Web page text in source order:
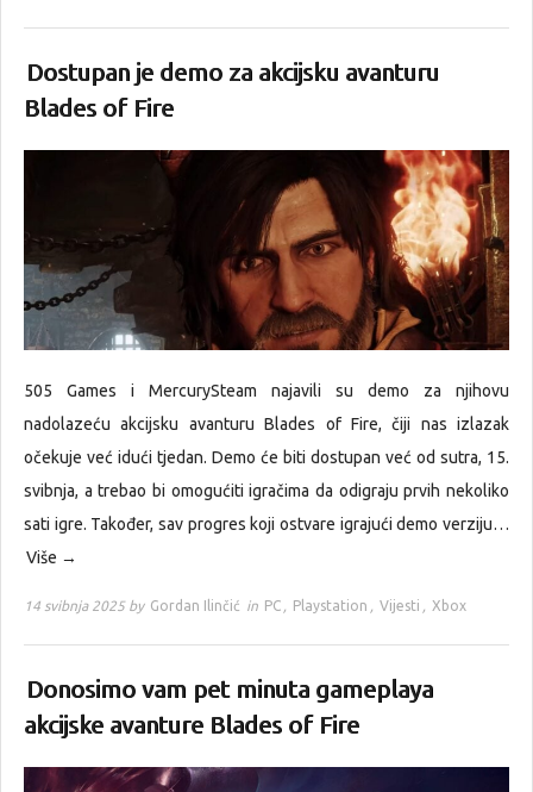
Dostupan je demo za akcijsku avanturu
Blades of Fire
505 Games i MercurySteam najavili su demo za njihovu
nadolazeću akcijsku avanturu Blades of Fire, čiji nas izlazak
očekuje već idući tjedan. Demo će biti dostupan već od sutra, 15.
svibnja, a trebao bi omogućiti igračima da odigraju prvih nekoliko
sati igre. Također, sav progres koji ostvare igrajući demo verziju…
Više →
14 svibnja 2025 by Gordan Ilinčić in PC , Playstation , Vijesti , Xbox
Donosimo vam pet minuta gameplaya
akcijske avanture Blades of Fire